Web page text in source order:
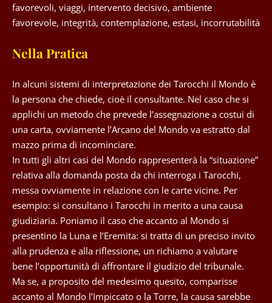
favorevoli, viaggi, intervento decisivo, ambiente
favorevole, integrità, contemplazione, estasi, incorrutabilità
Nella Pratica
In alcuni sistemi di interpretazione dei Tarocchi il Mondo è
la persona che chiede, cioè il consultante. Nel caso che si
applichi un metodo che prevede l’assegnazione a costui di
una carta, ovviamente l’Arcano del Mondo va estratto dal
mazzo prima di incominciare.
In tutti gli altri casi del Mondo rappresenterà la “situazione”
relativa alla domanda posta da chi interroga i Tarocchi,
messa ovviamente in relazione con le carte vicine. Per
esempio: si consultano i Tarocchi in merito a una causa
giudiziaria. Poniamo il caso che accanto al Mondo si
presentino la Luna e l’Eremita: si tratta di un preciso invito
alla prudenza e alla riflessione, un richiamo a valutare
bene l’opportunità di affrontare il giudizio del tribunale.
Ma se, a proposito del medesimo quesito, comparisse
accanto al Mondo l’Impiccato o la Torre, la causa sarebbe